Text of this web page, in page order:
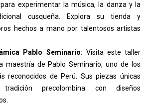
experimentar la música, la danza y la
cusqueña. Explora su tienda y
hechos a mano por talentosos artistas
Pablo Seminario: Visita este taller
maestría de Pablo Seminario, uno de los
reconocidos de Perú. Sus piezas únicas
precolombina con diseños